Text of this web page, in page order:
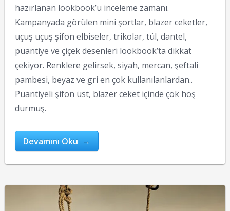
hazırlanan lookbook’u inceleme zamanı.
Kampanyada görülen mini şortlar, blazer ceketler,
uçuş uçuş şifon elbiseler, trikolar, tül, dantel,
puantiye ve çiçek desenleri lookbook’ta dikkat
çekiyor. Renklere gelirsek, siyah, mercan, şeftali
pambesi, beyaz ve gri en çok kullanılanlardan..
Puantiyeli şifon üst, blazer ceket içinde çok hoş
durmuş.
Devamını Oku →